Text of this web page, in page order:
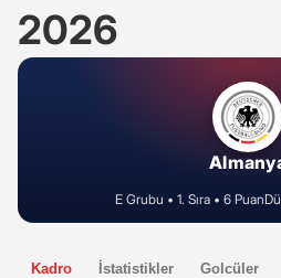
2026
E Grubu • 1. Sıra • 6 Puan
Kadro İstatistikler Golcüler